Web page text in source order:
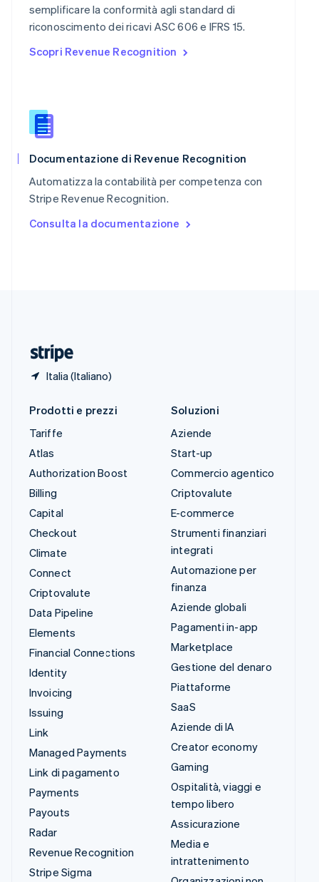
semplificare la conformità agli standard di
riconoscimento dei ricavi ASC 606 e IFRS 15.
Scopri Revenue Recognition
Documentazione di Revenue Recognition
Automatizza la contabilità per competenza con
Stripe Revenue Recognition.
Consulta la documentazione
Italia (Italiano)
Regno Unito
English
English
English
Slovacchia
English
Slovenia
Spagna
EspañolEnglish
English Español简体中文
Prodotti e prezzi
Tariffe
Atlas
Authorization Boost
Billing
Capital
Checkout
Climate
Connect
Criptovalute
Data Pipeline
Elements
Financial Connections
Identity
Invoicing
Issuing
Link
Managed Payments
Link di pagamento
Payments
Payouts
Radar
Revenue Recognition
Stripe Sigma
Soluzioni
Aziende
Start-up
Commercio agentico
Criptovalute
E-commerce
Strumenti finanziari
integrati
Automazione per
finanza
Aziende globali
Pagamenti in-app
Marketplace
Gestione del denaro
Piattaforme
SaaS
Aziende di IA
Creator economy
Gaming
Ospitalità, viaggi e
tempo libero
Assicurazione
Media e
intrattenimento